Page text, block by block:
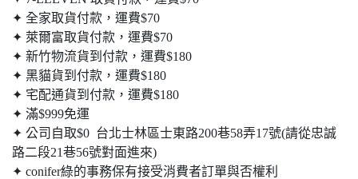
✦ 全家取貨付款，運費$70
✦ 萊爾富取貨付款，運費$70
✦ 新竹物流貨到付款，運費$180
✦ 黑貓貨到付款，運費$180
✦ 宅配通貨到付款，運費$180
✦ 滿$999免運
✦ 公司自取$0 台北士林區士東路200巷58弄17號(請從忠誠
路二段21巷56號對面進來)
✦ conifer綠的事務保有接受消費者訂單與否權利